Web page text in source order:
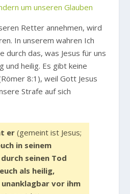
um unseren Glauben
Retter annehmen, wird
In unserem wahren Ich
durch das, was Jesus für uns
und heilig. Es gibt keine
8:1), weil Gott Jesus
Strafe auf sich
er(gemeint ist Jesus;
in seinem
seinen Tod
als heilig,
vor ihm